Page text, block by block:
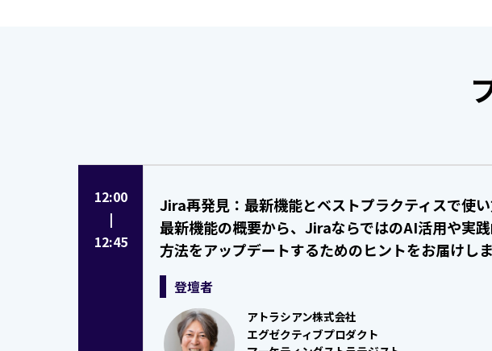
12:00
|
12:45
Jira再発見：最新機能とベストプラクティスで使
最新機能の概要から、JiraならではのAI活用や実
方法をアップデートするためのヒントをお届けしま
登壇者
アトラシアン株式会社
エグゼクティブプロダクト